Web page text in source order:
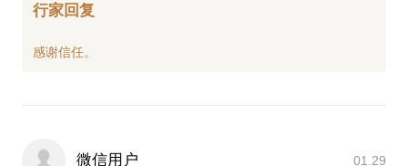
行家回复
微信用户 01.29